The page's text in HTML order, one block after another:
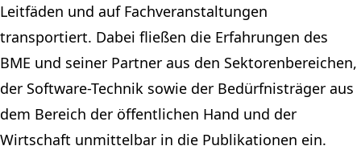
Leitfäden und auf Fachveranstaltungen
transportiert. Dabei fließen die Erfahrungen des
BME und seiner Partner aus den Sektorenbereichen,
der Software-Technik sowie der Bedürfnisträger aus
dem Bereich der öffentlichen Hand und der
Wirtschaft unmittelbar in die Publikationen ein.